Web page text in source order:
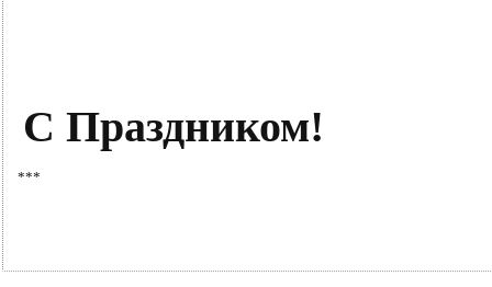
С Праздником!
***